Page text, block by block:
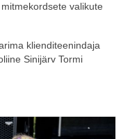
valikute
klienditeenindaja
Sinijärv Tormi